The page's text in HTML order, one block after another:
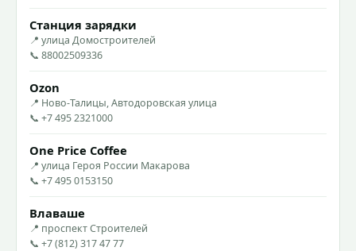
Станция зарядки
📍 улица Домостроителей
📞 88002509336
Ozon
📍 Ново-Талицы, Автодоровская улица
📞 +7 495 2321000
One Price Coffee
📍 улица Героя России Макарова
📞 +7 495 0153150
Влаваше
📍 проспект Строителей
📞 +7 (812) 317 47 77